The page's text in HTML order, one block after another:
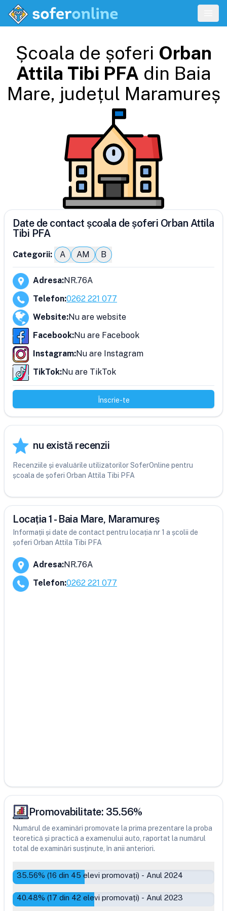
Școala de șoferi Orban
Attila Tibi PFA din Baia
Mare, județul Maramureș
Date de contact școala de șoferi Orban Attila
Tibi PFA
Categorii: A AM B
Adresa:NR.76A
Telefon:0262 221 077
Website:Nu are website
Facebook:Nu are Facebook
Instagram:Nu are Instagram
TikTok:Nu are TikTok
Înscrie-te
nu există recenzii
Recenziile și evaluările utilizatorilor SoferOnline pentru
școala de șoferi Orban Attila Tibi PFA
Locația 1 - Baia Mare, Maramureș
Informații și date de contact pentru locația nr 1 a școlii de
șoferi Orban Attila Tibi PFA
Adresa:NR.76A
Telefon:0262 221 077
Promovabilitate: 35.56%
Numărul de examinări promovate la prima prezentare la proba
teoretică și practică a examenului auto, raportat la numărul
total de examinări susținute, în anii anteriori.
35.56% (16 din 45 elevi promovați) - Anul 2024
40.48% (17 din 42 elevi promovați) - Anul 2023